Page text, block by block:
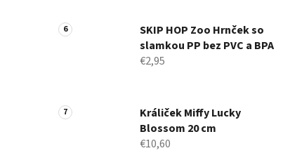
SKIP HOP Zoo Hrnček so
slamkou PP bez PVC a BPA
€2,95
Králiček Miffy Lucky
Blossom 20 cm
€10,60